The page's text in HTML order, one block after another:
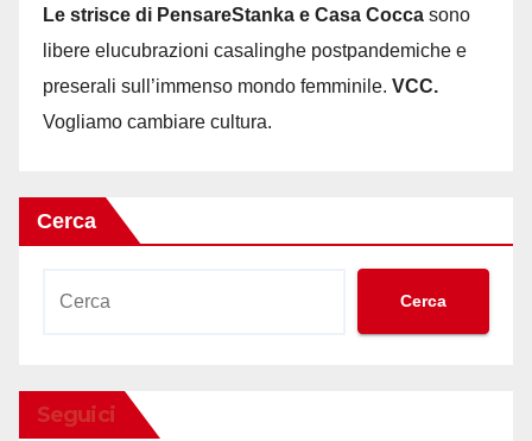
Le strisce di PensareStanka e Casa Cocca sono
libere elucubrazioni casalinghe postpandemiche e
preserali sull’immenso mondo femminile. VCC.
Vogliamo cambiare cultura.
Cerca
Cerca
Seguici